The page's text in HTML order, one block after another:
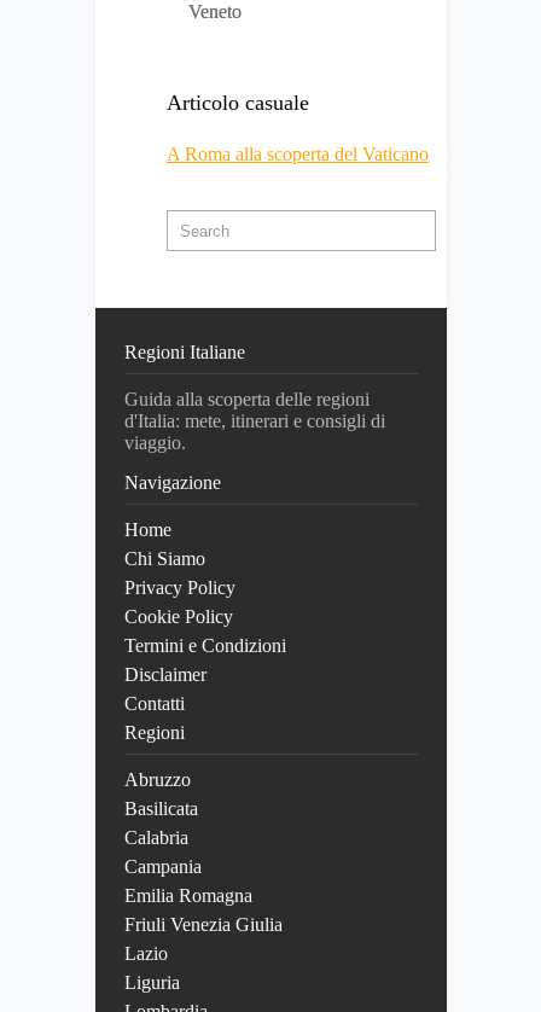
Veneto
Articolo casuale
A Roma alla scoperta del Vaticano
Regioni Italiane
Guida alla scoperta delle regioni
d'Italia: mete, itinerari e consigli di
viaggio.
Navigazione
Home
Chi Siamo
Privacy Policy
Cookie Policy
Termini e Condizioni
Disclaimer
Contatti
Regioni
Abruzzo
Basilicata
Calabria
Campania
Emilia Romagna
Friuli Venezia Giulia
Lazio
Liguria